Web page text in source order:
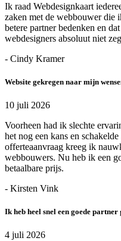
Ik raad Webdesignkaart
zaken met de webbouwer die
betere partner bedenken en
webdesigners absoluut niet
- Cindy Kramer
Website gekregen naar mijn
10 juli 2026
Voorheen had ik slechte
het nog een kans en
offerteaanvraag kreeg ik
webbouwers. Nu heb ik een
betaalbare prijs.
- Kirsten Vink
Ik heb heel snel een goede partner
4 juli 2026